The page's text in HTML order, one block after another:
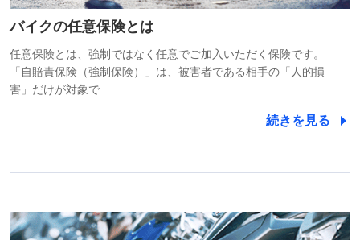
バイクの任意保険とは
任意保険とは、強制ではなく任意でご加入いただく保険です。
「自賠責保険（強制保険）」は、被害者である相手の「人的損
害」だけが対象で…
続きを見る